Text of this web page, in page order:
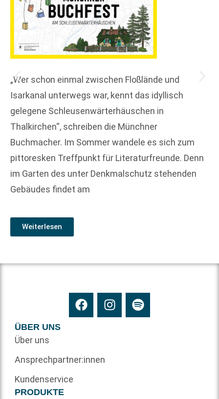
„Wer schon einmal zwischen Floßlände und
Isarkanal unterwegs war, kennt das idyllisch
gelegene Schleusenwärterhäuschen in
Thalkirchen“, schreiben die Münchner
Buchmacher. Im Sommer wandele es sich zum
pittoresken Treffpunkt für Literaturfreunde. Denn
im Garten des unter Denkmalschutz stehenden
Gebäudes findet am
Weiterlesen
ÜBER UNS
Über uns
Ansprechpartner:innen
Kundenservice
PRODUKTE